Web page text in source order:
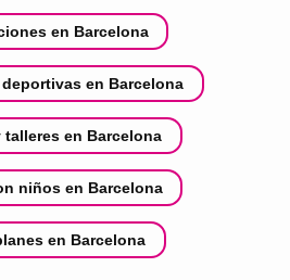
en Barcelona
en Barcelona
talleres en Barcelona
niños en Barcelona
en Barcelona